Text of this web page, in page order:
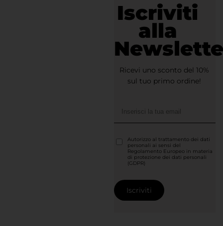
Iscriviti
alla
Ricevi uno sconto del 10%
sul tuo primo ordine!
Autorizzo al trattamento dei dati
personali ai sensi del
Regolamento Europeo in materia
di protezione dei dati personali
(GDPR)